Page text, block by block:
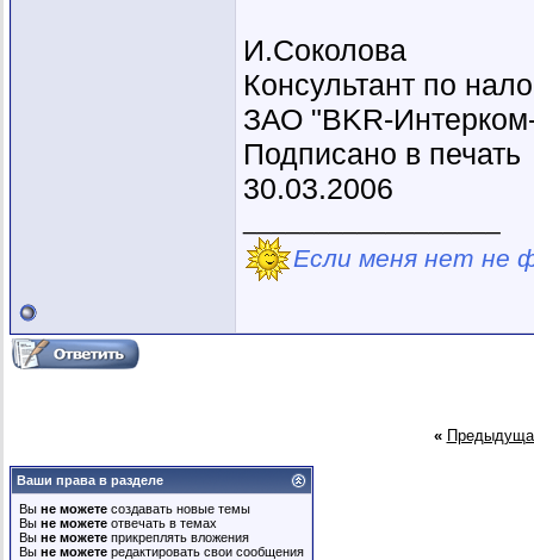
И.Соколова
Консультант по
ЗАО "BKR-
Подписано в печать
30.03.2006
Если меня нет не
«
Ваши права в разделе
Вы не можете создавать новые темы
Вы не можете отвечать в темах
Вы не можете прикреплять вложения
Вы не можете редактировать свои сообщения